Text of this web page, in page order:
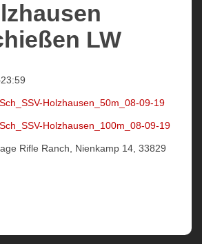
LW
Holzhausen_50m_08-09-19
Holzhausen_100m_08-09-19
Rifle Ranch, Nienkamp 14, 33829